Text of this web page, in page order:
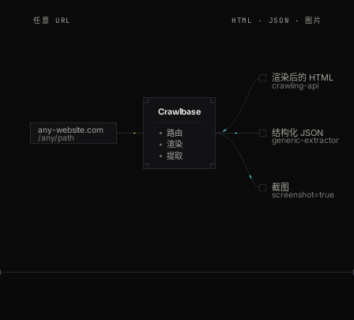
任意 URL HTML · JSON · 图片
any-website.com
/any/path
Crawlbase
路由
渲染
提取
渲染后的 HTML
结构化 JSON
截图
crawling-api
generic-extractor
screenshot=true